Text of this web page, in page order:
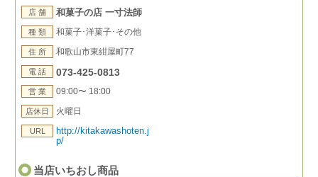
店 舗 和菓子の店 一寸法師
種 類 和菓子･洋菓子･その他
住 所 和歌山市東紺屋町77
電 話 073-425-0813
営 業 09:00〜 18:00
店休日 火曜日
URL
http://kitakawashoten.j
p/
当店いちおし商品